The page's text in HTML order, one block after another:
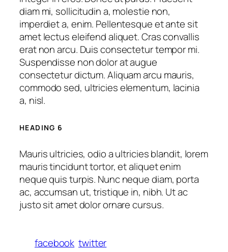
diam mi, sollicitudin a, molestie non,
imperdiet a, enim. Pellentesque et ante sit
amet lectus eleifend aliquet. Cras convallis
erat non arcu. Duis consectetur tempor mi.
Suspendisse non dolor at augue
consectetur dictum. Aliquam arcu mauris,
commodo sed, ultricies elementum, lacinia
a, nisl.
HEADING 6
Mauris ultricies, odio a ultricies blandit, lorem
mauris tincidunt tortor, et aliquet enim
neque quis turpis. Nunc neque diam, porta
ac, accumsan ut, tristique in, nibh. Ut ac
justo sit amet dolor ornare cursus.
facebook twitter